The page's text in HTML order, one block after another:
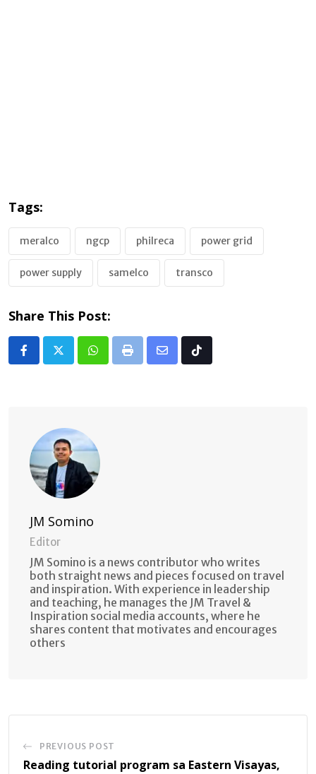
Tags:
meralco ngcp philreca power grid
power supply samelco transco
Share This Post:
Whatsapp
Print
Share Tiktok
JM Somino
Editor
JM Somino is a news contributor who writes
both straight news and pieces focused on travel
and inspiration. With experience in leadership
and teaching, he manages the JM Travel &
Inspiration social media accounts, where he
shares content that motivates and encourages
others
PREVIOUS POST
Reading tutorial program sa Eastern Visayas,